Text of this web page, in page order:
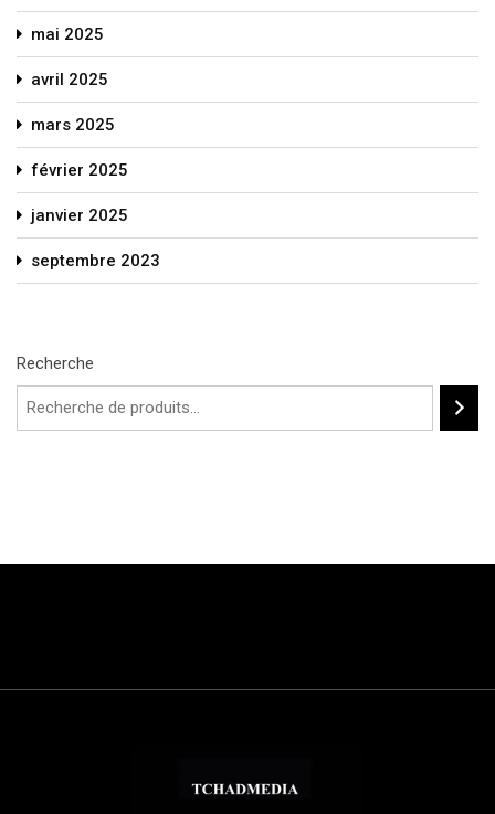
mai 2025
avril 2025
mars 2025
février 2025
janvier 2025
septembre 2023
Recherche